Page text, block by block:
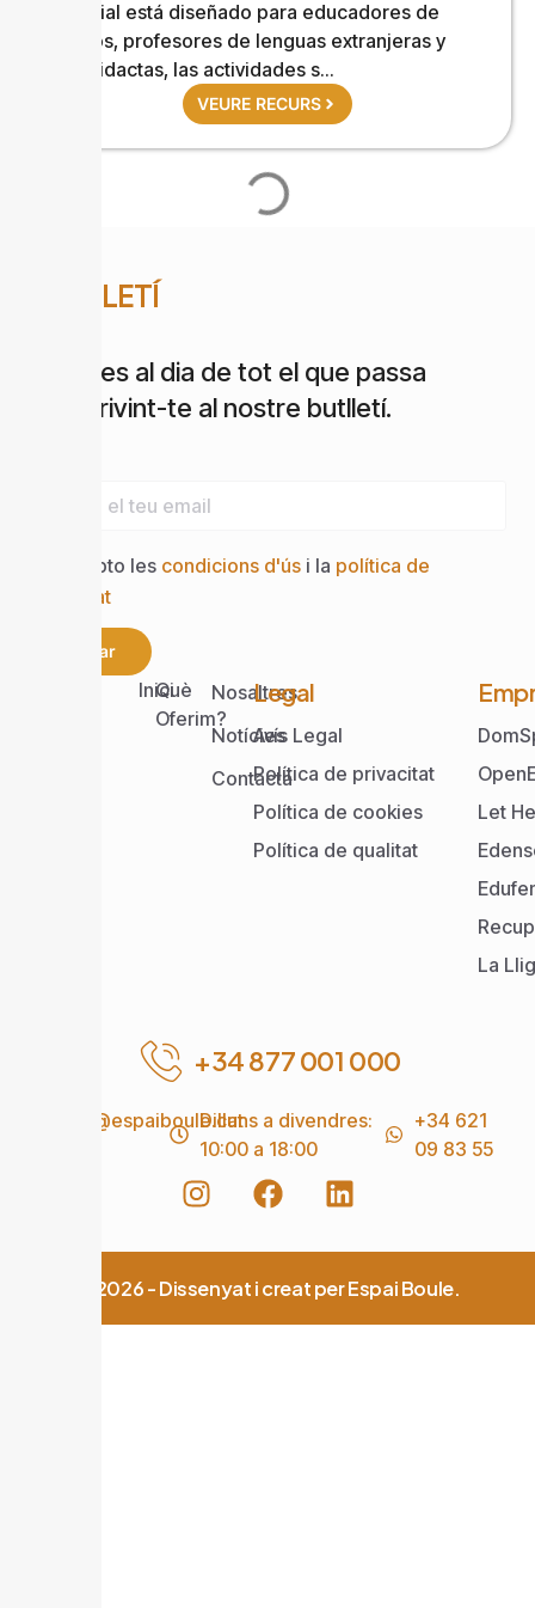
material está diseñado para educadores de
adultos, profesores de lenguas extranjeras y
autodidactas, las actividades s...
VEURE RECURS
BUTLLETÍ
Estigues al dia de tot el que passa
subscrivint-te al nostre butlletí.
Accepto les condicions d'ús i la política de
privacitat
Enviar
IniciQuè
Oferim?
Nosaltres
Notícies
Contacta
Legal
Avís Legal
Política de privacitat
Política de cookies
Política de qualitat
Let
La
+34 877 001 000
info@espaiboule.catDilluns a divendres:
10:00 a 18:00
+34 621
09 83 55
© 2026 - Dissenyat i creat per Espai Boule.